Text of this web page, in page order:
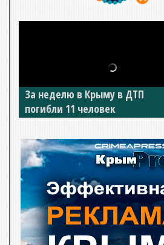
За неделю в Крыму в ДТП
погибли 11 человек
В Джанкое водитель ВАЗа сбил
двух детей на «зебре»